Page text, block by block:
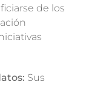
de los
Sus